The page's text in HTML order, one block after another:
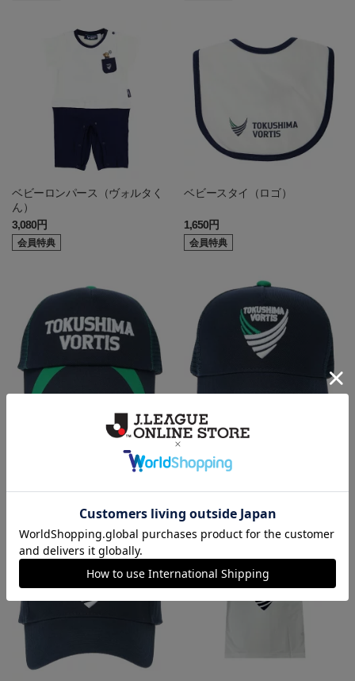
ベビーロンパース（ヴォルタく
ん）
3,080円
会員特典
ベビースタイ（ロゴ）
1,650円
会員特典
会員特典
ブレム）
会員特典